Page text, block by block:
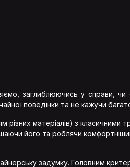
заглиблюючись у справи,
поведінки та не кажучи
різних матеріалів) з класичними
його та роблячи
задумку. Головним